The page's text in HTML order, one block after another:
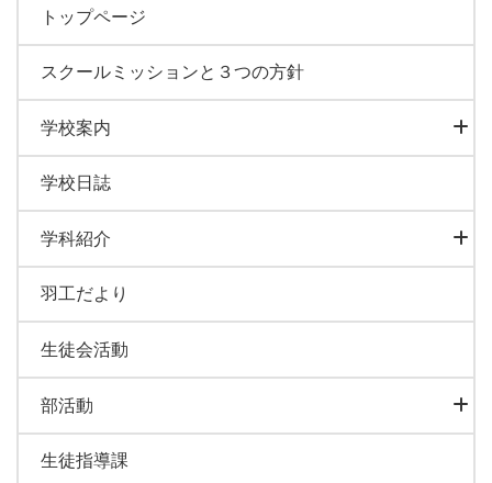
トップページ
スクールミッションと３つの方針
学校案内
学校日誌
学科紹介
羽工だより
生徒会活動
部活動
生徒指導課